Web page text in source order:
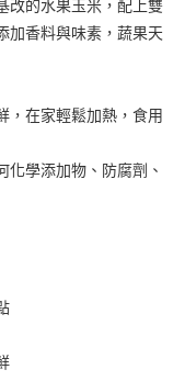
改的水果玉米，配上雙
加香料與味素，蔬果天
，在家輕鬆加熱，食用
化學添加物、防腐劑、